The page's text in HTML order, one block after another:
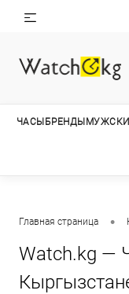
ЧАСЫ БРЕНДЫ
Главная страница •
Watch.kg —